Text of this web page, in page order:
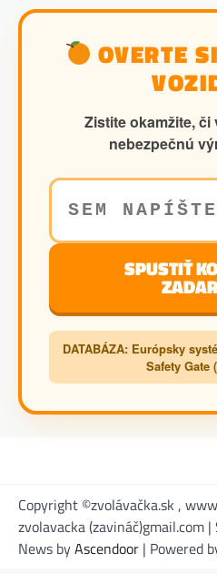
OVERTE
Zistite okamžite, či
nebezpečnú
SPUSTIŤ
DATABÁZA: Európsky
Safety Gate
Copyright ©zvolávačka.sk ,
zvolavacka (zavináč)gmail.com
News byAscendoor | Powered